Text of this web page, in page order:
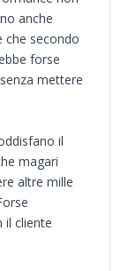
anche
che secondo
forse
mettere
il
magari
altre mille
il cliente